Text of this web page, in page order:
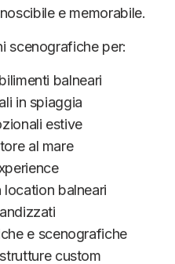
e memorabile.
scenografiche per:
balneari
in spiaggia
estive
al mare
balneari
e scenografiche
custom